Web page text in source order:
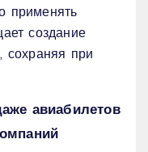
применять
создание
сохраняя при
авиабилетов